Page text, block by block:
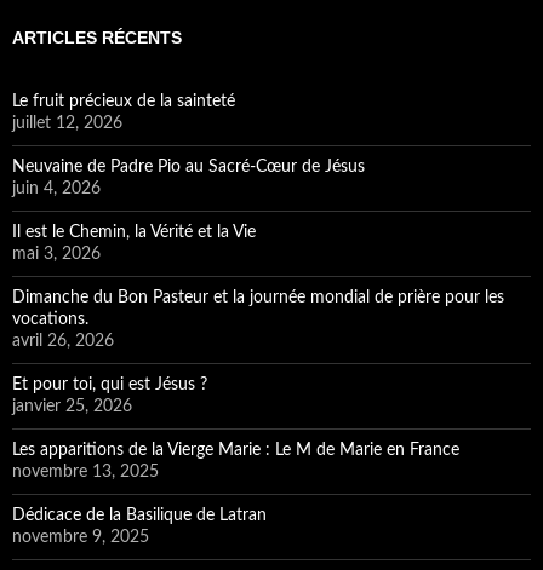
ARTICLES RÉCENTS
Le fruit précieux de la sainteté
juillet 12, 2026
Neuvaine de Padre Pio au Sacré-Cœur de Jésus
juin 4, 2026
Il est le Chemin, la Vérité et la Vie
mai 3, 2026
Dimanche du Bon Pasteur et la journée mondial de prière pour les
vocations.
avril 26, 2026
Et pour toi, qui est Jésus ?
janvier 25, 2026
Les apparitions de la Vierge Marie : Le M de Marie en France
novembre 13, 2025
Dédicace de la Basilique de Latran
novembre 9, 2025